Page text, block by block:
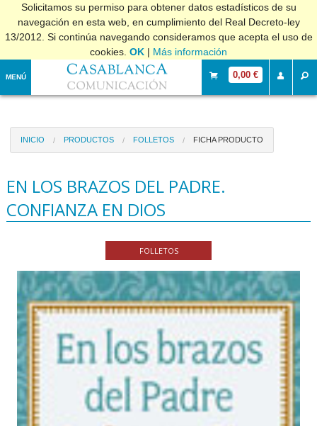
Solicitamos su permiso para obtener datos estadísticos de su
navegación en esta web, en cumplimiento del Real Decreto-ley
13/2012. Si continúa navegando consideramos que acepta el uso de
cookies. OK | Más información
MENÚ 0,00 €
INICIO PRODUCTOS FOLLETOS FICHA PRODUCTO
EN LOS BRAZOS DEL PADRE.
CONFIANZA EN DIOS
FOLLETOS